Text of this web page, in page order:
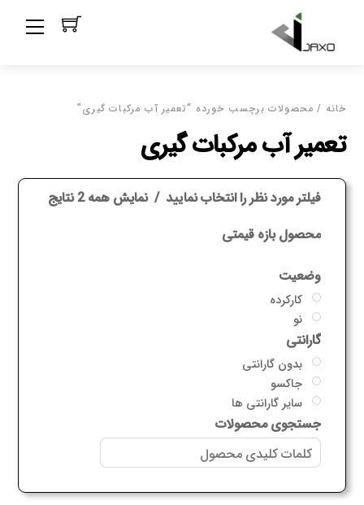
content
خانه / محصولات برچسب خورده “تعمیر آب مرکبات گیری”
تعمیر آب مرکبات گیری
فیلتر مورد نظر را انتخاب نمایید نمایش همه 2 نتایج
محصول بازه قیمتی
وضعیت
کارکرده
نو
گارانتی
بدون گارانتی
جاکسو
سایر گارانتی ها
جستجوی محصولات